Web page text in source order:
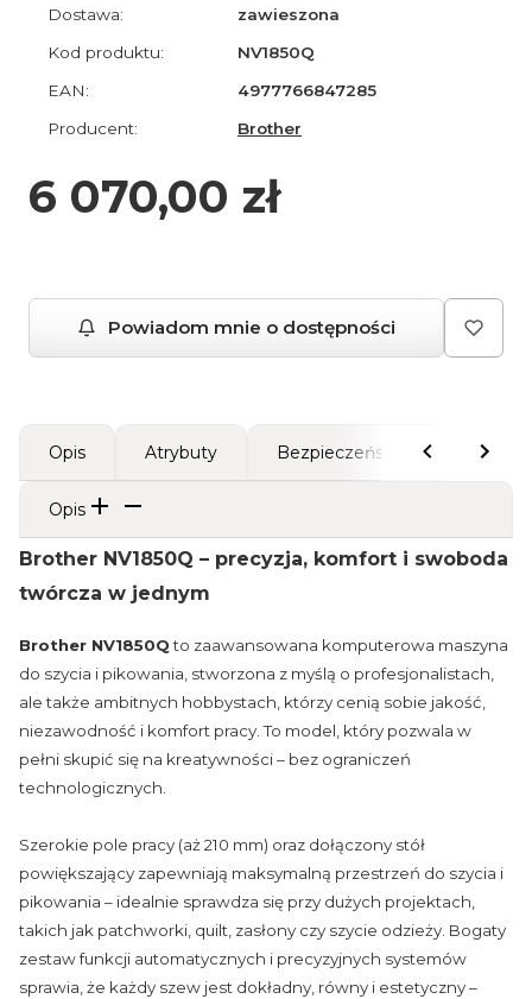
Dostawa:
zawieszona
Kod produktu:
NV1850Q
EAN:
4977766847285
Producent:
Brother
Cena
6 070,00 zł
Powiadom mnie o dostępności
Opis Atrybuty Bezpieczeństwo
Opis
Brother NV1850Q – precyzja, komfort i swoboda
twórcza w jednym
Brother NV1850Qto zaawansowana komputerowa maszyna
do szycia i pikowania, stworzona z myślą o profesjonalistach,
ale także ambitnych hobbystach, którzy cenią sobie jakość,
niezawodność i komfort pracy. To model, który pozwala w
pełni skupić się na kreatywności – bez ograniczeń
technologicznych.
Szerokie pole pracy (aż 210 mm) oraz dołączony stół
powiększający zapewniają maksymalną przestrzeń do szycia i
pikowania – idealnie sprawdza się przy dużych projektach,
takich jak patchworki, quilt, zasłony czy szycie odzieży. Bogaty
zestaw funkcji automatycznych i precyzyjnych systemów
sprawia, że każdy szew jest dokładny, równy i estetyczny –